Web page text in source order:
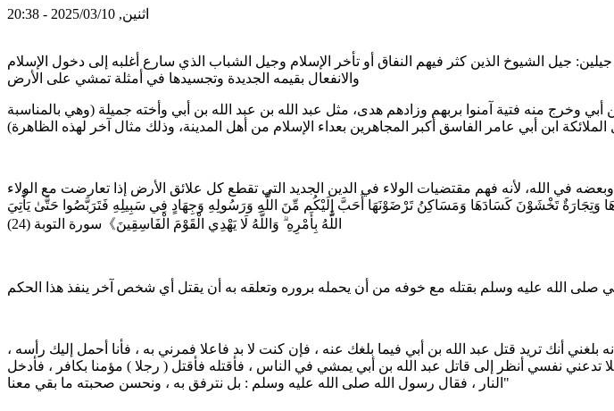
اثنين, 2025/03/10 - 20:38
جيل الشيوخ الذين كثر فيهم النفاق أو تأخر الإسلام وجيل الشباب الذي سارع أغلبه إلى دخول الإسلام
والانفعال بقيمه الجديدة وتجسيدها في أمثلة تمشي على الأرض
وخرج منه فتية آمنوا بربهم وزادهم هدى، مثل عبد الله بن عبد الله بن أبي وأخته جميلة (وهي بالمناسبة
ابن أبي عامر الفاسق أكبر المجاهرين بعداء الإسلام من أهل المدينة، وذلك مثال آخر لهذه الظاهرة)
في الله، لأنه فهم مقتضيات الولاء في الدين الجديد التي تقطع كل علائق الأرض إذا تعارضت مع الولاء
وَتِجَارَةٌ تَخْشَوْنَ كَسَادَهَا وَمَسَاكِنُ تَرْضَوْنَهَا أَحَبَّ إِلَيْكُم مِّنَ اللَّهِ وَرَسُولِهِ وَجِهَادٍ فِي سَبِيلِهِ فَتَرَبَّصُوا حَتَّىٰ يَأْتِيَ
اللَّهُ بِأَمْرِهِ ۗ وَاللَّهُ لَا يَهْدِي الْقَوْمَ الْفَاسِقِينَ》سورة التوبة (24)
صلى الله عليه وسلم بقتله مع خوفه من أن يحمله بروره وتعلقه به أن يقتل أي شخص آخر ينفذ هذا الحكم
أنك تريد قتل عبد الله بن أبي فيما بلغك عنه ، فإن كنت لا بد فاعلا فمرني به ، فأنا أحمل إليك رأسه ،
تدعني نفسي أنظر إلى قاتل عبد الله بن أبي يمشي في الناس ، فأقتله فأقتل ( رجلا ) مؤمنا بكافر ، فأدخل
النار ، فقال رسول الله صلى الله عليه وسلم : بل نترفق به ، ونحسن صحبته ما بقي معنا"